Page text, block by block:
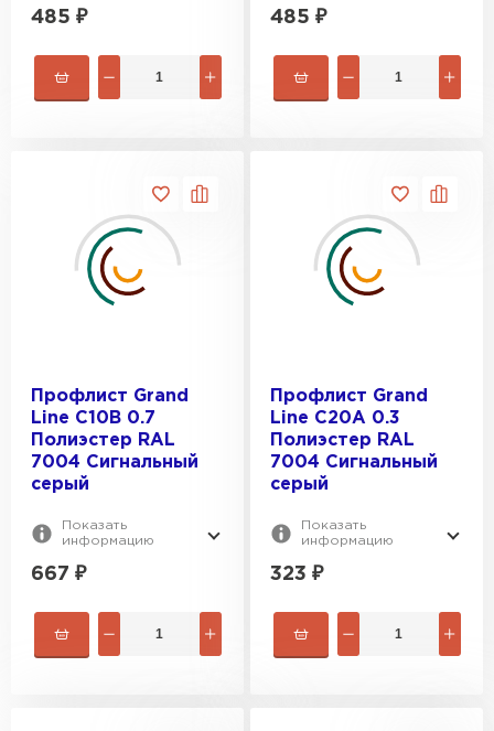
485 ₽ 485 ₽
Профлист Grand
Line C10В 0.7
Полиэстер RAL
7004 Сигнальный
серый
Показать
информацию
667 ₽
Профлист Grand
Line C20A 0.3
Полиэстер RAL
7004 Сигнальный
серый
Показать
информацию
323 ₽